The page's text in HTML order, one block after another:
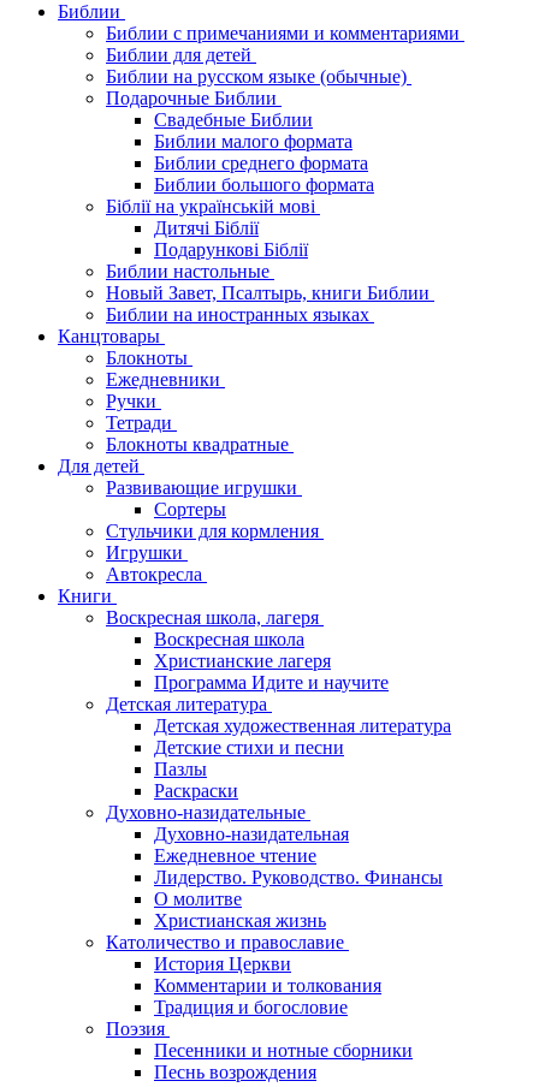
Библии
Библии с примечаниями и комментариями
Библии для детей
Библии на русском языке (обычные)
Подарочные Библии
Свадебные Библии
Библии малого формата
Библии среднего формата
Библии большого формата
Біблії на українській мові
Дитячі Біблії
Подарункові Біблії
Библии настольные
Новый Завет, Псалтырь, книги Библии
Библии на иностранных языках
Канцтовары
Блокноты
Ежедневники
Ручки
Тетради
Блокноты квадратные
Для детей
Развивающие игрушки
Сортеры
Стульчики для кормления
Игрушки
Автокресла
Книги
Воскресная школа, лагеря
Воскресная школа
Христианские лагеря
Программа Идите и научите
Детская литература
Детская художественная литература
Детские стихи и песни
Пазлы
Раскраски
Духовно-назидательные
Духовно-назидательная
Ежедневное чтение
Лидерство. Руководство. Финансы
О молитве
Христианская жизнь
Католичество и православие
История Церкви
Комментарии и толкования
Традиция и богословие
Поэзия
Песенники и нотные сборники
Песнь возрождения